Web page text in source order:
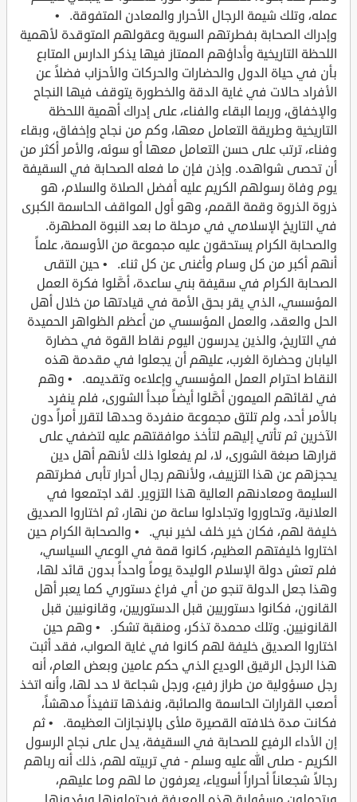
عمله، وتلك شيمة الرجال الأحرار والمعادن المتفوقة. •
وإدراك الصحابة بفطرتهم السوية وعقولهم المتوقدة لأهمية
اللحظة التاريخية وأداؤهم الممتاز فيها يذكر الدارس المتابع
بأن في حياة الدول والحضارات والحركات والأحزاب فضلاً عن
الأفراد حالات في غاية الدقة والخطورة يتوقف فيها النجاح
والإخفاق، وربما البقاء والفناء، على إدراك أهمية اللحظة
التاريخية وطريقة التعامل معها، وكم من نجاح وإخفاق، وبقاء
وفناء، ترتب على حسن التعامل معها أو سوئه، والأمر أكثر من
أن تحصى شواهده. وإذن فإن ما فعله الصحابة في السقيفة
يوم وفاة رسولهم الكريم عليه أفضل الصلاة والسلام، هو
ذروة الذروة وقمة القمم، وهو أول المواقف الحاسمة الكبرى
في التاريخ الإسلامي في مرحلة ما بعد النبوة المطهرة.
والصحابة الكرام يستحقون عليه مجموعة من الأوسمة، علماً
أنهم أكبر من كل وسام وأغنى عن كل ثناء. • حين التقى
الصحابة الكرام في سقيفة بني ساعدة، أصَّلوا فكرة العمل
المؤسسي، الذي يقر بحق الأمة في قيادتها من خلال أهل
الحل والعقد، والعمل المؤسسي من أعظم الظواهر الحميدة
في التاريخ، والذين يدرسون اليوم نقاط القوة في حضارة
اليابان وحضارة الغرب، عليهم أن يجعلوا في مقدمة هذه
النقاط احترام العمل المؤسسي وإعلاءه وتقديمه. • وهم
في لقائهم الميمون أصَّلوا أيضاً مبدأ الشورى، فلم ينفرد
بالأمر أحد، ولم تلتق مجموعة منفردة وحدها لتقرر أمراً دون
الآخرين ثم تأتي إليهم لتأخذ موافقتهم عليه لتضفي على
قرارها صبغة الشورى، لا، لم يفعلوا ذلك لأنهم أهل دين
يحجزهم عن هذا التزييف، ولأنهم رجال أحرار تأبى فطرتهم
السليمة ومعادنهم العالية هذا التزوير. لقد اجتمعوا في
العلانية، وتحاوروا وتجادلوا ساعة من نهار، ثم اختاروا الصديق
خليفة لهم، فكان خير خلف لخير نبي. • والصحابة الكرام حين
اختاروا خليفتهم العظيم، كانوا قمة في الوعي السياسي،
فلم تعش دولة الإسلام الوليدة يوماً واحداً بدون قائد لها،
وهذا جعل الدولة تنجو من أي فراغ دستوري كما يعبر أهل
القانون، فكانوا دستوريين قبل الدستوريين، وقانونيين قبل
القانونيين. وتلك محمدة تذكر، ومنقبة تشكر. • وهم حين
اختاروا الصديق خليفة لهم كانوا في غاية الصواب، فقد أثبت
هذا الرجل الرقيق الوديع الذي حكم عامين وبعض العام، أنه
رجل مسؤولية من طراز رفيع، ورجل شجاعة لا حد لها، وأنه اتخذ
أصعب القرارات الحاسمة والصائبة، ونفذها تنفيذاً مدهشاً،
فكانت مدة خلافته القصيرة ملأى بالإنجازات العظيمة. • ثم
إن الأداء الرفيع للصحابة في السقيفة، يدل على نجاح الرسول
الكريم - صلى الله عليه وسلم - في تربيته لهم، ذلك أنه رباهم
رجالاً شجعاناً أحراراً أسوياء، يعرفون ما لهم وما عليهم،